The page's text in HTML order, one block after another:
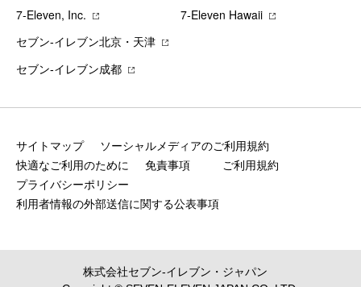
7‐Eleven, Inc.
7‐Eleven Hawaii
セブン‐イレブン北京・天津
セブン‐イレブン成都
サイトマップ
ソーシャルメディアのご利用規約
快適なご利用のために
免責事項
ご利用規約
プライバシーポリシー
利用者情報の外部送信に関する公表事項
株式会社セブン‐イレブン・ジャパン